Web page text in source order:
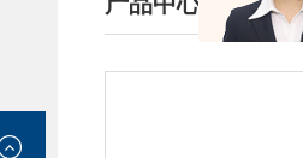
/ PRODUCTS CENTER